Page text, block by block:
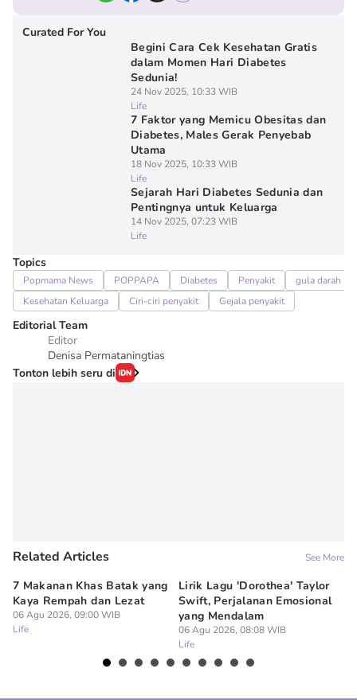
Curated For You
Begini Cara Cek Kesehatan Gratis
dalam Momen Hari Diabetes
Sedunia!
24 Nov 2025, 10:33 WIB
Life
7 Faktor yang Memicu Obesitas dan
Diabetes, Males Gerak Penyebab
Utama
18 Nov 2025, 10:33 WIB
Life
Sejarah Hari Diabetes Sedunia dan
Pentingnya untuk Keluarga
14 Nov 2025, 07:23 WIB
Life
Topics
Popmama News POPPAPA Diabetes Penyakit
gula darah
Kesehatan Keluarga
Ciri-ciri penyakit Gejala penyakit
Editorial Team
Editor
Denisa Permataningtias
Tonton lebih seru di
Related Articles See More
7 Makanan Khas Batak yang
Kaya Rempah dan Lezat
06 Agu 2026, 09:00 WIB
Life
Lirik Lagu 'Dorothea' Taylor
Swift, Perjalanan Emosional
yang Mendalam
06 Agu 2026, 08:08 WIB
Life